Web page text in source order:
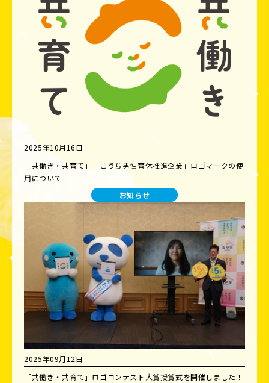
2025年10月16日
「共働き・共育て」「こうち男性育休推進企業」ロゴマークの使
用について
お知らせ
2025年09月12日
「共働き・共育て」ロゴコンテスト大賞授賞式を開催しました！